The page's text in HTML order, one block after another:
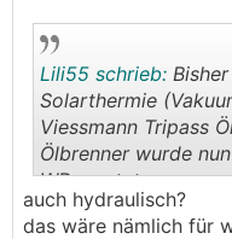
Lili55 schrieb:
Solarthermie
Viessmann Tripass
Ölbrenner wurde
WPersetzt.
auch hydraulisch?
das wäre nämlich für